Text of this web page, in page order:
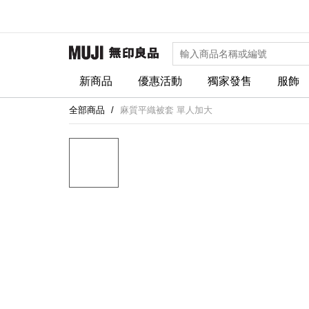
新商品 優惠活動 獨家發售 服飾
全部商品 麻質平織被套 單人加大